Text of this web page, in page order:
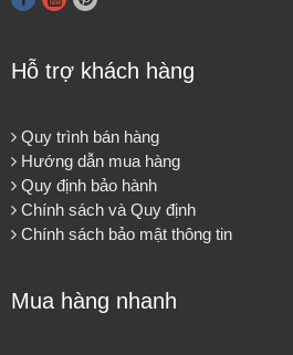
Hỗ trợ khách hàng
Quy trình bán hàng
Hướng dẫn mua hàng
Quy định bảo hành
Chính sách và Quy định
Chính sách bảo mật thông tin
Mua hàng nhanh